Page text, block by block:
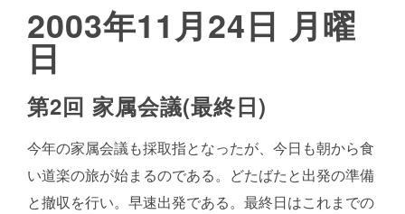
2003年11月24日 月曜
日
第2回 家属会議(最終日)
今年の家属会議も採取指となったが、今日も朝から食
い道楽の旅が始まるのである。どたばたと出発の準備
と撤収を行い。早速出発である。最終日はこれまでの